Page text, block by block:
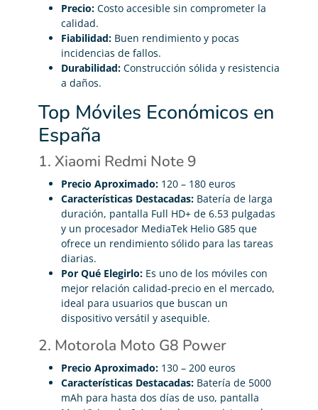
Precio: Costo accesible sin comprometer la
calidad.
Fiabilidad: Buen rendimiento y pocas
incidencias de fallos.
Durabilidad: Construcción sólida y resistencia
a daños.
Top Móviles Económicos en
España
1. Xiaomi Redmi Note 9
Precio Aproximado: 120 – 180 euros
Características Destacadas: Batería de larga
duración, pantalla Full HD+ de 6.53 pulgadas
y un procesador MediaTek Helio G85 que
ofrece un rendimiento sólido para las tareas
diarias.
Por Qué Elegirlo: Es uno de los móviles con
mejor relación calidad-precio en el mercado,
ideal para usuarios que buscan un
dispositivo versátil y asequible.
2. Motorola Moto G8 Power
Precio Aproximado: 130 – 200 euros
Características Destacadas: Batería de 5000
mAh para hasta dos días de uso, pantalla